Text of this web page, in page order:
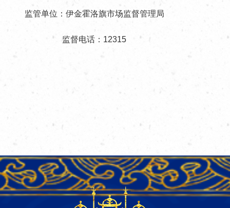
监管单位：伊金霍洛旗市场监督管理局
监督电话：12315